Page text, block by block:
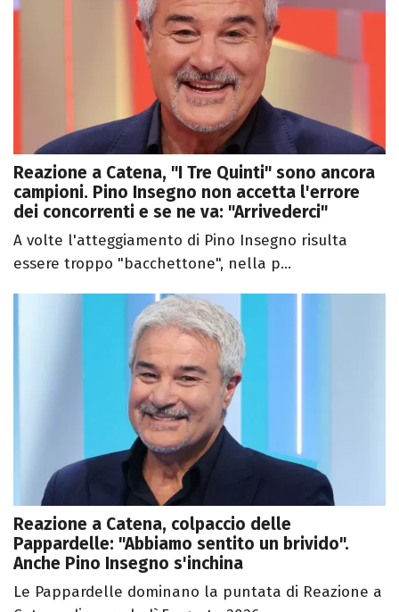
Reazione a Catena, "I Tre Quinti" sono ancora
campioni. Pino Insegno non accetta l'errore
dei concorrenti e se ne va: "Arrivederci"
A volte l'atteggiamento di Pino Insegno risulta
essere troppo "bacchettone", nella p...
Reazione a Catena, colpaccio delle
Pappardelle: "Abbiamo sentito un brivido".
Anche Pino Insegno s'inchina
Le Pappardelle dominano la puntata di Reazione a